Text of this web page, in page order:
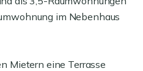
im Nebenhaus
Mietern eine Terrasse